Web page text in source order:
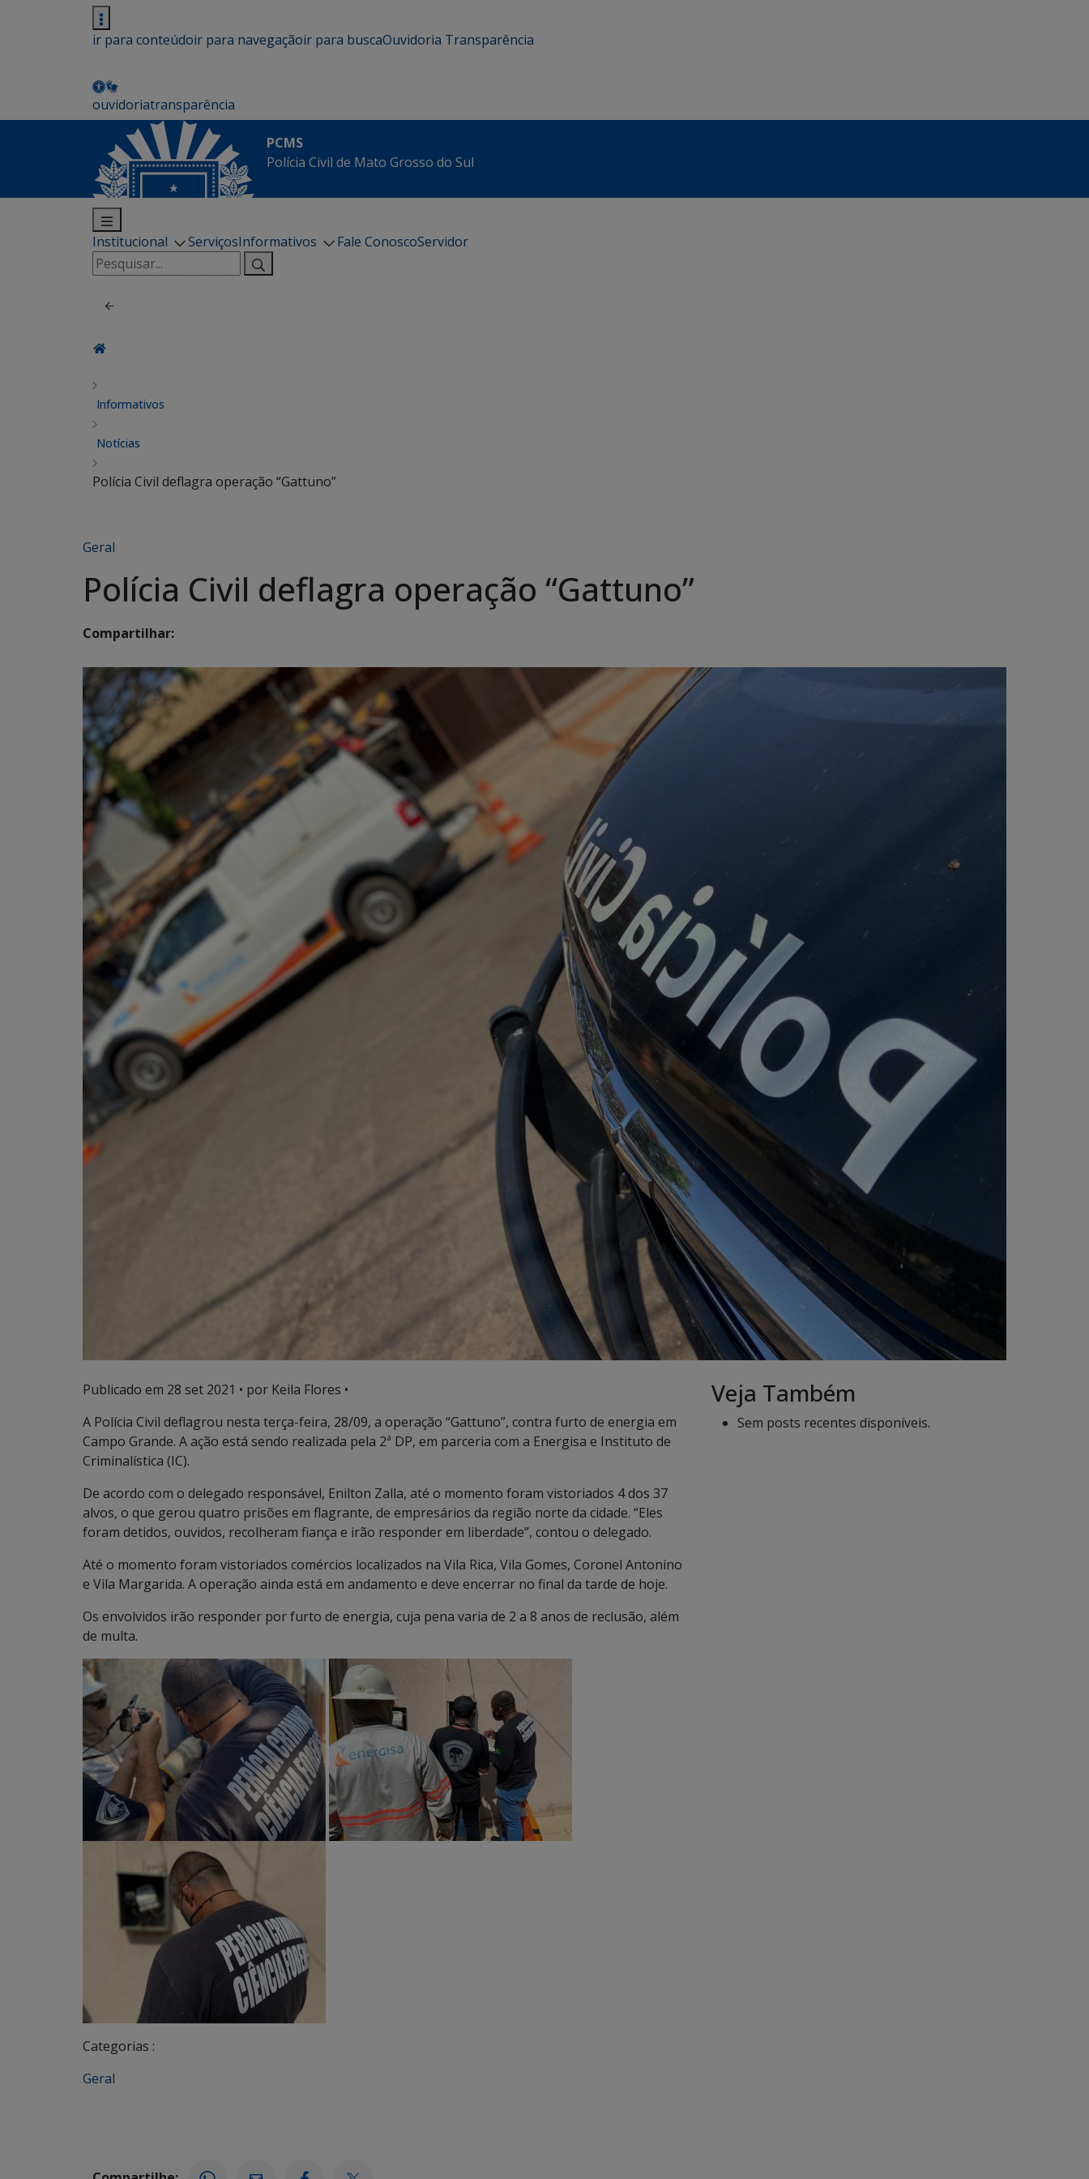
ir para conteúdoir para navegaçãoir para buscaOuvidoria Transparência
ouvidoriatransparência
PCMS
Polícia Civil de Mato Grosso do Sul
Institucional ServiçosInformativos Fale ConoscoServidor
Pesquisar
por:
Informativos
Notícias
Polícia Civil deflagra operação “Gattuno”
Geral
Polícia Civil deflagra operação “Gattuno”
Compartilhar:
Publicado em 28 set 2021 • por Keila Flores •
A Polícia Civil deflagrou nesta terça-feira, 28/09, a operação “Gattuno”, contra furto de energia em
Campo Grande. A ação está sendo realizada pela 2ª DP, em parceria com a Energisa e Instituto de
Criminalística (IC).
De acordo com o delegado responsável, Enilton Zalla, até o momento foram vistoriados 4 dos 37
alvos, o que gerou quatro prisões em flagrante, de empresários da região norte da cidade. “Eles
foram detidos, ouvidos, recolheram fiança e irão responder em liberdade”, contou o delegado.
Até o momento foram vistoriados comércios localizados na Vila Rica, Vila Gomes, Coronel Antonino
e Vila Margarida. A operação ainda está em andamento e deve encerrar no final da tarde de hoje.
Os envolvidos irão responder por furto de energia, cuja pena varia de 2 a 8 anos de reclusão, além
de multa.
Categorias :
Geral
Veja Também
Sem posts recentes disponíveis.